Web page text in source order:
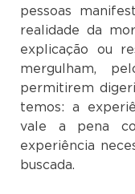
pessoas
realidade da
explicação ou
mergulham,
permitirem
temos: a
vale a pena
experiência
buscada.